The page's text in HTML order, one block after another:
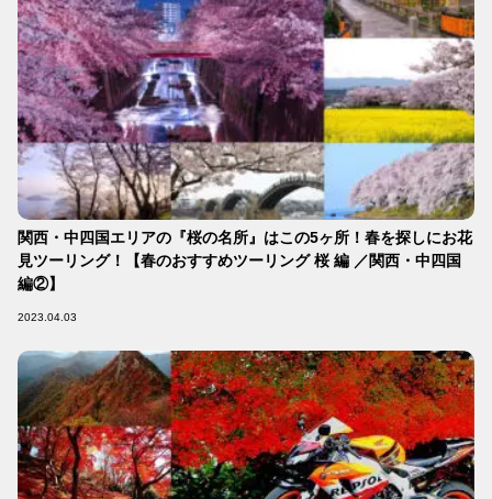
関西・中四国エリアの『桜の名所』はこの5ヶ所！春を探しにお花
見ツーリング！【春のおすすめツーリング 桜 編 ／関西・中四国
編②】
2023.04.03